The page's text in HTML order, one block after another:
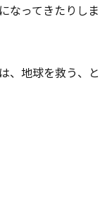
なってきたりし
、地球を救う、